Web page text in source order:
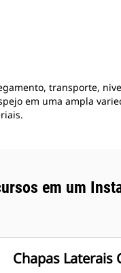
transporte,
em uma ampla
em um
Chapas Laterais